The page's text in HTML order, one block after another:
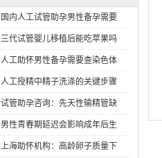
国内人工试管助孕男性备孕需要
三代试管婴儿移植后能吃苹果吗
人工助怀男性备孕需要查染色体
人工授精中精子洗涤的关键步骤
试管助孕咨询：先天性输精管缺
男性青春期延迟会影响成年后生
上海助怀机构：高龄卵子质量下